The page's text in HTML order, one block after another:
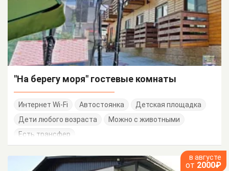
"На берегу моря" гостевые комнаты
Интернет Wi-Fi Автостоянка
Детская площадка
Дети любого возраста
Можно с животными
Есть трансфер
в августе
от 2000₽